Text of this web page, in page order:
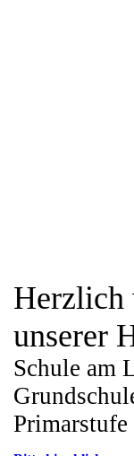
Herzlich
unserer
Schule am
Primarstufe